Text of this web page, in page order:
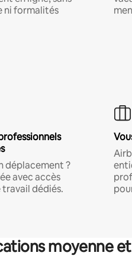
ni formalités
déplacement ?
avec accès
dédiés.
moyenne